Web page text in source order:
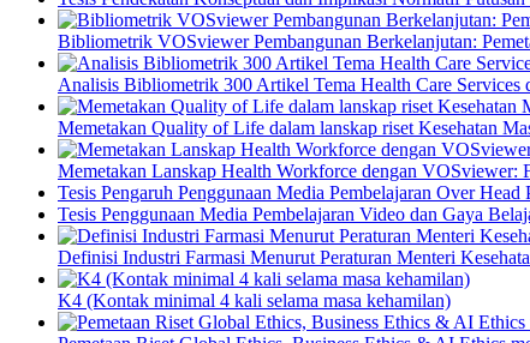
Bibliometrik VOSviewer Pembangunan Berkelanjutan:
Analisis Bibliometrik 300 Artikel Tema Health Care Services
Memetakan Quality of Life dalam lanskap riset Kesehatan
Memetakan Lanskap Health Workforce dengan VOSviewer:
Tesis Pengaruh Penggunaan Media Pembelajaran Over
Tesis Penggunaan Media Pembelajaran Video dan Gaya
Definisi Industri Farmasi Menurut Peraturan Menteri
K4 (Kontak minimal 4 kali selama masa kehamilan)